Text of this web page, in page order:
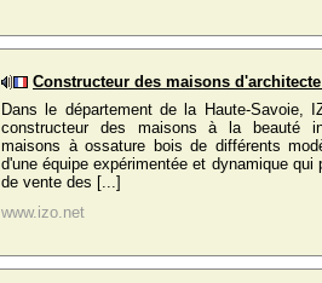
Constructeur des maisons
Dans le département de la Haute-Savoie,
constructeur des maisons à la beauté
maisons à ossature bois de différents
d'une équipe expérimentée et dynamique qui
de vente des [...]
www.izo.net